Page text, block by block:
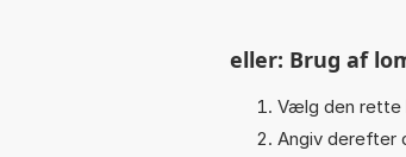
eller: Brug af
Vælg den
Angiv derefter